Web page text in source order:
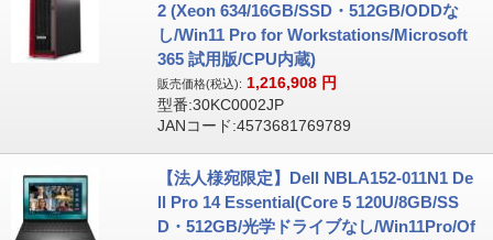
2 (Xeon 634/16GB/SSD・512GB/ODDな
し/Win11 Pro for Workstations/Microsoft
365 試用版/CPU内蔵)
販売価格(税込): 1,216,908 円
型番:30KC0002JP
JANコード:4573681769789
【法人様宛限定】Dell NBLA152-011N1 De
ll Pro 14 Essential(Core 5 120U/8GB/SS
D・512GB/光学ドライブなし/Win11Pro/Of